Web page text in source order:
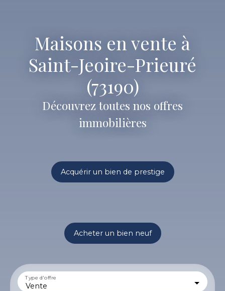
Maisons en vente à
Saint-Jeoire-Prieuré
(73190)
Découvrez toutes nos offres
immobilières
Acquérir un bien de prestige
Acheter un bien neuf
Vente
Type d'offre